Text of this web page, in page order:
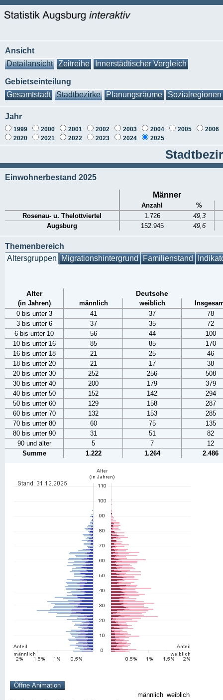
Ansicht
Detailansicht
Zeitreihe Innerstädtischer Vergleich
Gebietseinteilung
Gesamtstadt
Stadtbezirke Planungsräume Sozialregionen
Jahr
1999 2000 2001 2002 2003 2004 2005
2006
2020
2021 2022 2023 2024 2025
Einwohnerbestand 2025
Männer
Anzahl
%
Rosenau- u. Thelottviertel
1.726
49,3
Augsburg
152.945 49,6
Themenbereich
Altersgruppen Migrationshintergrund Familienstand
Alter Deutsche
(in Jahren) männlich weiblich
0 bis unter 3
41 37
78
3 bis unter 6
37 35
72
6 bis unter 10
56 44
100
10 bis unter 16
85 85
170
16 bis unter 18
21 25
46
18 bis unter 20
21 17
38
20 bis unter 30
252 256
508
30 bis unter 40
200 179
379
40 bis unter 50
152 142
294
50 bis unter 60
129 158
287
60 bis unter 70
132 153
285
70 bis unter 80
60 75
135
80 bis unter 90
31 51
82
90 und älter
5 7
12
Summe
1.222 1.264 2.486
männlich weiblich